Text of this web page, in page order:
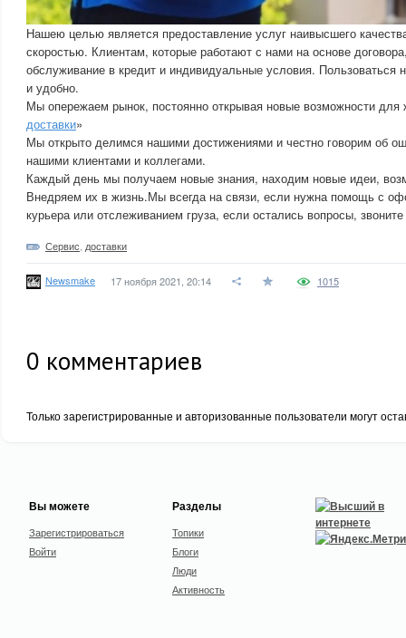
Нашею целью является предоставление услуг наивысшего
скоростью. Клиентам, которые работают с нами на основе
обслуживание в кредит и индивидуальные условия.
и удобно.
Мы опережаем рынок, постоянно открывая новые возможности для
доставки»
Мы открыто делимся нашими достижениями и честно говорим об
нашими клиентами и коллегами.
Каждый день мы получаем новые знания, находим новые идеи,
Внедряем их в жизнь.Мы всегда на связи, если нужна помощь с
курьера или отслеживанием груза, если остались вопросы,
Сервис доставки
Newsmake 17 ноября 2021, 20:14 1015
0 комментариев
Только зарегистрированные и авторизованные пользователи могут
Вы можете
Зарегистрироваться
Войти
Разделы
Топики
Блоги
Люди
Активность